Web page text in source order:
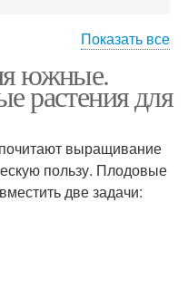
Растения для
декоративного
оформления
Показать все
южные.
растения для
выращивание
пользу. Плодовые
две задачи: